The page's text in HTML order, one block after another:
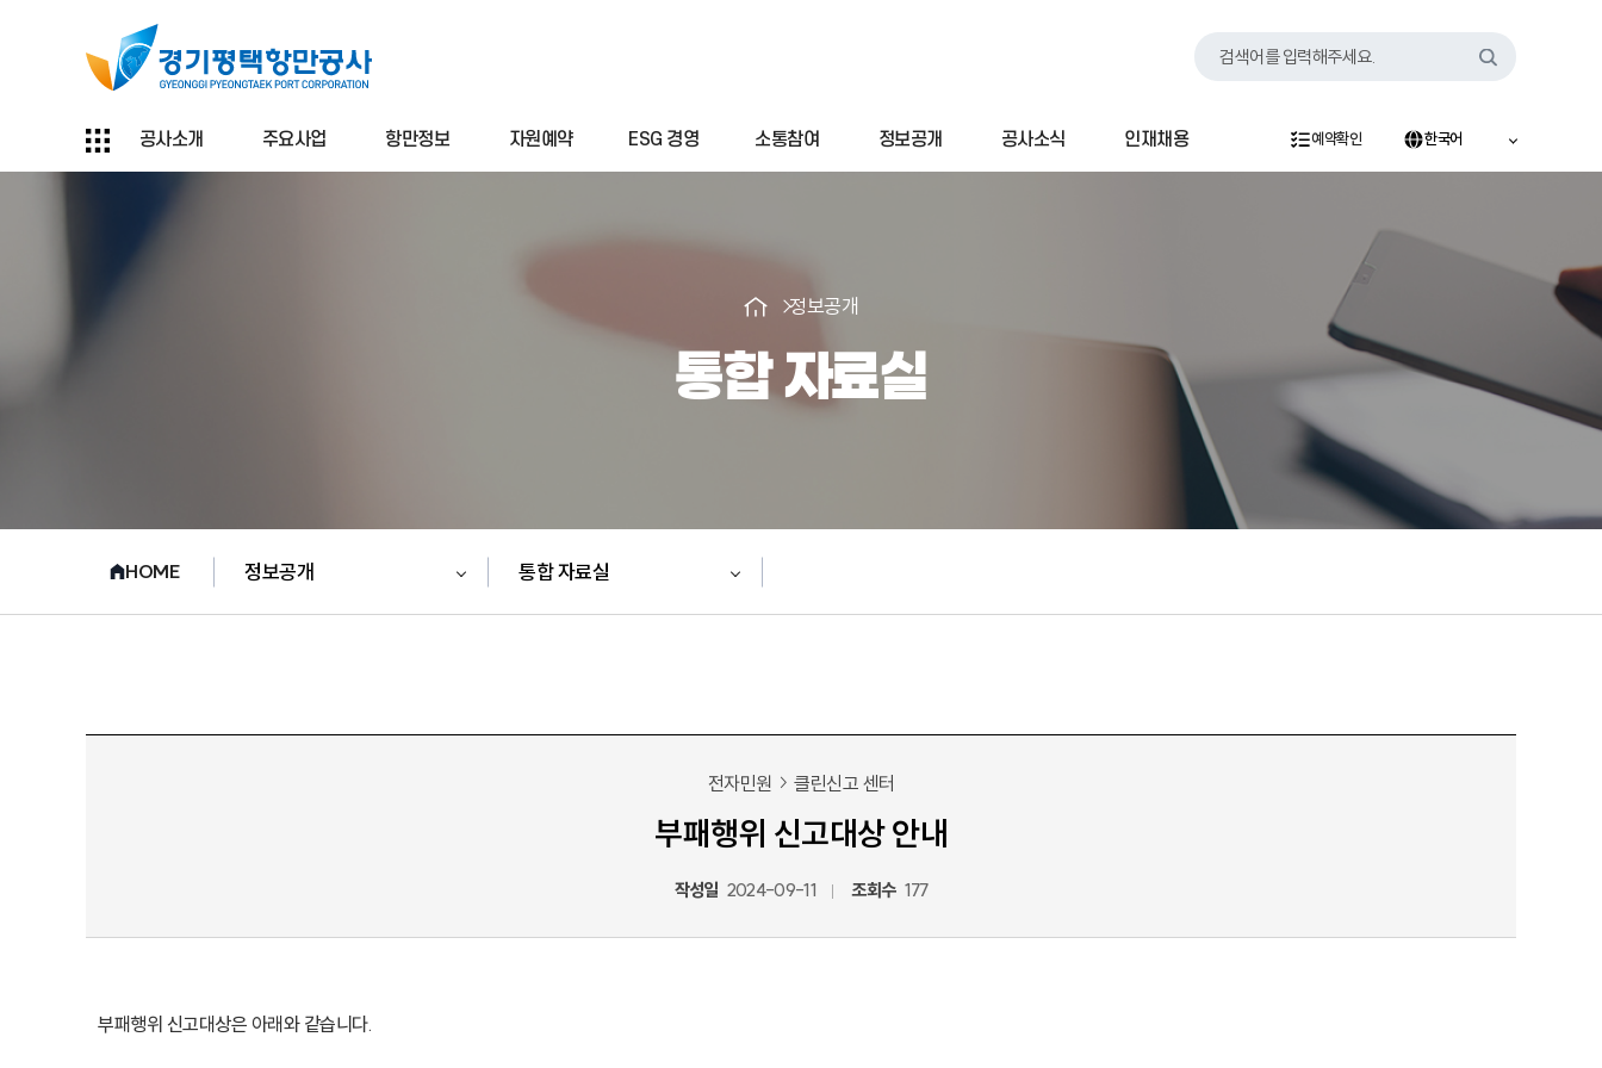
검색어를 입력해주세요.
공사소개 주요사업 항만정보 자원예약 ESG 경영 소통참여 정보공개 공사소식 인재채용 예약확인 한국어
정보공개
통합 자료실
HOME 정보공개 통합 자료실
전자민원 클린신고 센터
부패행위 신고대상 안내
작성일 2024-09-11 조회수 177
부패행위 신고대상은 아래와 같습니다.